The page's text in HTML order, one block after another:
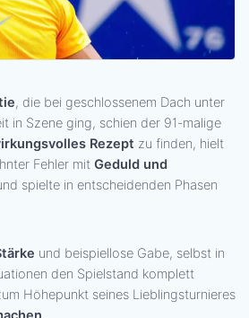
, die bei geschlossenem Dach unter
in Szene ging, schien der 91-malige
Rezept zu finden, hielt
Fehler mit Geduld und
spielte in entscheidenden Phasen
und beispiellose Gabe, selbst in
den Spielstand komplett
Höhepunkt seines Lieblingsturnieres